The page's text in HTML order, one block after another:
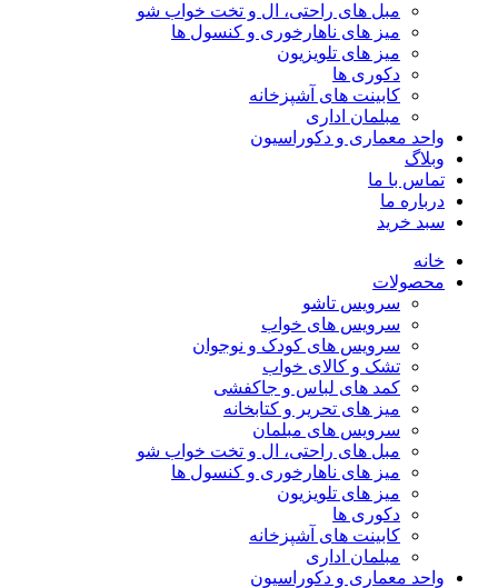
مبل های راحتی، ال و تخت خواب شو
میز های ناهارخوری و کنسول ها
میز های تلویزیون
دکوری ها
کابینت های آشپزخانه
مبلمان اداری
واحد معماری و دکوراسیون
وبلاگ
تماس با ما
درباره ما
سبد خرید
خانه
محصولات
سرویس تاشو
سرویس های خواب
سرویس های کودک و نوجوان
تشک و کالای خواب
کمد های لباس و جاکفشی
میز های تحریر و کتابخانه
سرویس های مبلمان
مبل های راحتی، ال و تخت خواب شو
میز های ناهارخوری و کنسول ها
میز های تلویزیون
دکوری ها
کابینت های آشپزخانه
مبلمان اداری
واحد معماری و دکوراسیون